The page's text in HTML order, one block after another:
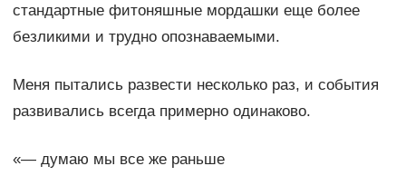
стандартные фитоняшные мордашки еще более
безликими и трудно опознаваемыми.
Меня пытались развести несколько раз, и события
развивались всегда примерно одинаково.
«— думаю мы все же раньше